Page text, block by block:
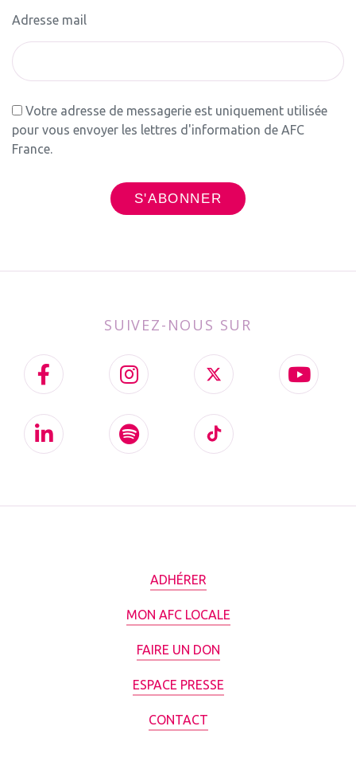
Adresse mail
Votre adresse de messagerie est uniquement utilisée
pour vous envoyer les lettres d'information de AFC
France.
SUIVEZ-NOUS SUR
ADHÉRER
MON AFC LOCALE
FAIRE UN DON
ESPACE PRESSE
CONTACT